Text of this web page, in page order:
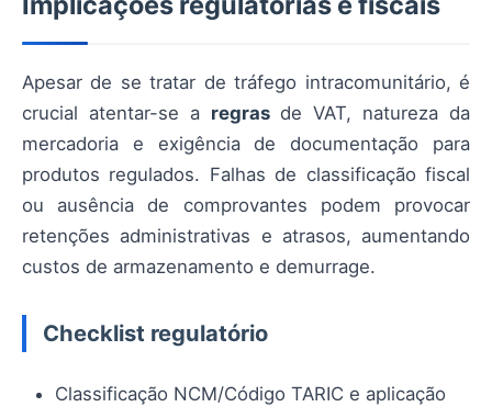
Apesar de se tratar de tráfego intracomunitário, é
crucial atentar-se a regrasde VAT, natureza da
mercadoria e exigência de documentação para
produtos regulados. Falhas de classificação fiscal
ou ausência de comprovantes podem provocar
retenções administrativas e atrasos, aumentando
custos de armazenamento e demurrage.
Checklist regulatório
Classificação NCM/Código TARIC e aplicação